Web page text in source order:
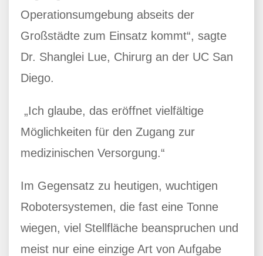
Operationsumgebung abseits der
Großstädte zum Einsatz kommt“, sagte
Dr. Shanglei Lue, Chirurg an der UC San
Diego.
„Ich glaube, das eröffnet vielfältige
Möglichkeiten für den Zugang zur
medizinischen Versorgung.“
Im Gegensatz zu heutigen, wuchtigen
Robotersystemen, die fast eine Tonne
wiegen, viel Stellfläche beanspruchen und
meist nur eine einzige Art von Aufgabe